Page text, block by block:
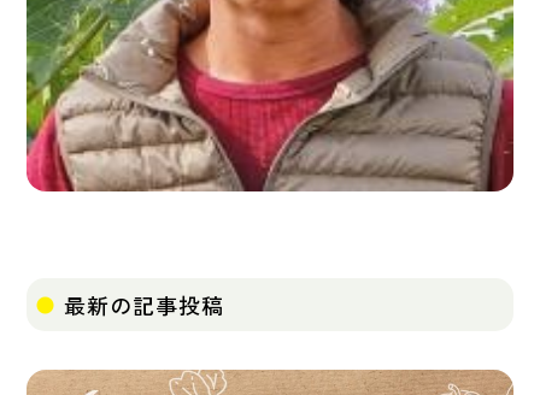
最新の記事投稿